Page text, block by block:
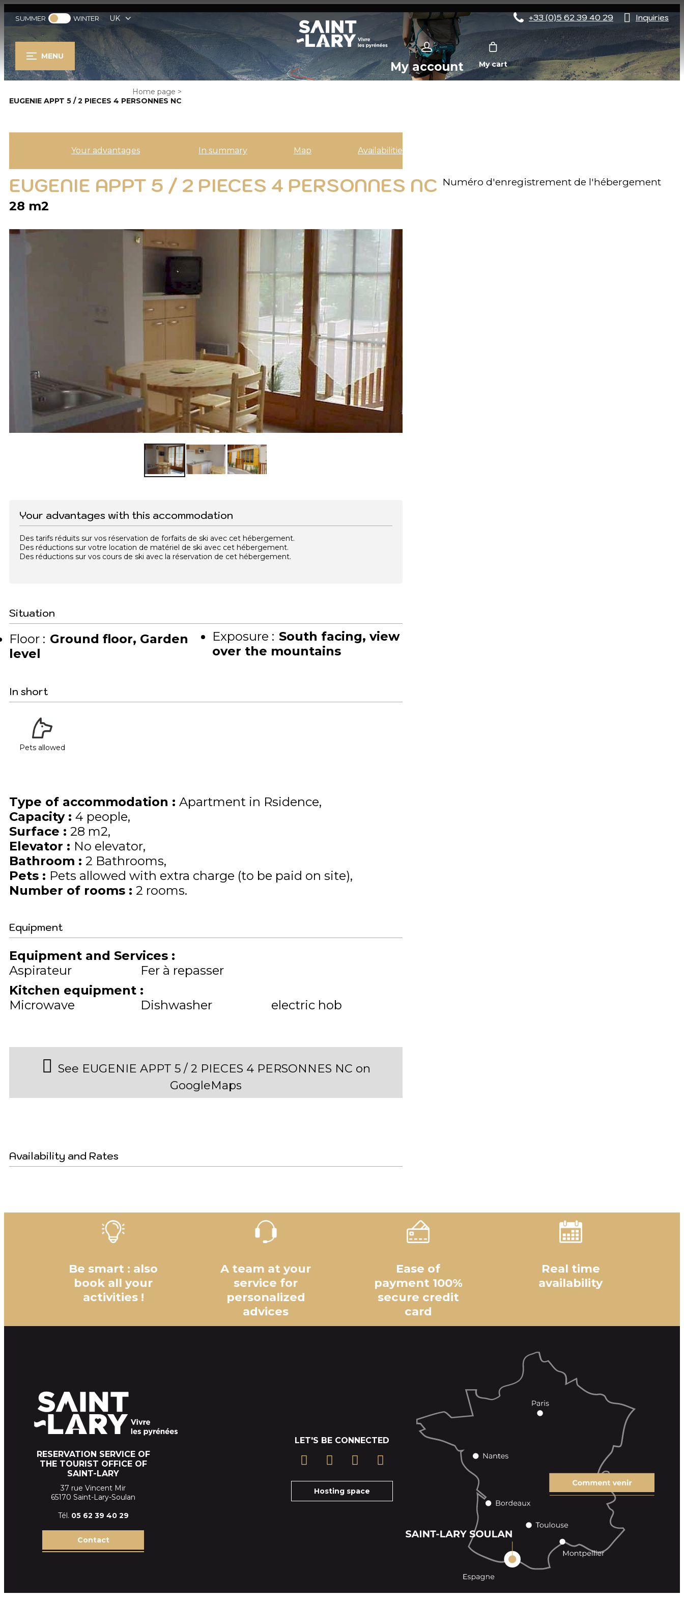
SUMMER WINTER UK +33 (0)5 62 39 40 29 Inquiries
MENU
My account My cart
Home page >
EUGENIE APPT 5 / 2 PIECES 4 PERSONNES NC
Your advantages In summary Map Availabilities
EUGENIE APPT 5 / 2 PIECES 4 PERSONNES NC Numéro d'enregistrement de l'hébergement
28 m2
Your advantages with this accommodation
Des tarifs réduits sur vos réservation de forfaits de ski avec cet hébergement.
Des réductions sur votre location de matériel de ski avec cet hébergement.
Des réductions sur vos cours de ski avec la réservation de cet hébergement.
Situation
Floor : Ground floor Garden
level
Exposure : South facing view
over the mountains
In short
Pets allowed
Type of accommodation : Apartment in Rsidence
Capacity : 4 people
Surface : 28 m2
Elevator : No elevator
Bathroom : 2 Bathrooms
Pets : Pets allowed with extra charge (to be paid on site)
Number of rooms : 2 rooms
Equipment
Equipment and Services :
Aspirateur
Fer à repasser
Kitchen equipment :
Microwave
Dishwasher electric hob
See EUGENIE APPT 5 / 2 PIECES 4 PERSONNES NC on
GoogleMaps
Availability and Rates
Be smart : also
book all your
activities !
A team at your
service for
personalized
advices
Ease of
payment 100%
secure credit
card
Real time
availability
RESERVATION SERVICE OF
THE TOURIST OFFICE OF
SAINT-LARY
37 rue Vincent Mir
65170 Saint-Lary-Soulan
Tél. 05 62 39 40 29
Contact
LET'S BE CONNECTED
Hosting space